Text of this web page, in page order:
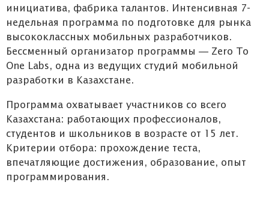
инициатива, фабрика талантов. Интенсивная 7-
недельная программа по подготовке для рынка
высококлассных мобильных разработчиков.
Бессменный организатор программы — Zero To
One Labs, одна из ведущих студий мобильной
разработки в Казахстане.
Программа охватывает участников со всего
Казахстана: работающих профессионалов,
студентов и школьников в возрасте от 15 лет.
Критерии отбора: прохождение теста,
впечатляющие достижения, образование, опыт
программирования.